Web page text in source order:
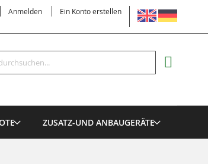
SPRACHE
Anmelden Ein Konto erstellen
Suche
ZUSATZ-UND ANBAUGERÄTE